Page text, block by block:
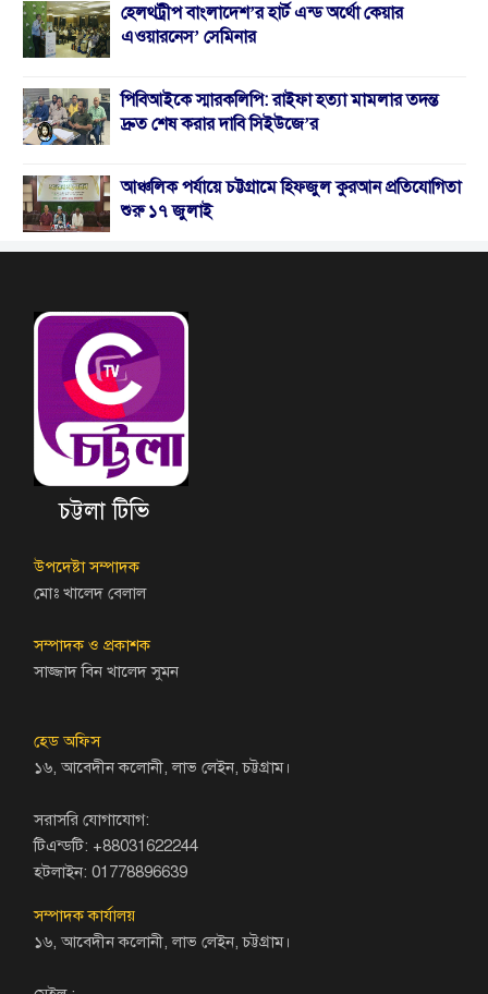
হেলথট্রীপ বাংলাদেশ’র হার্ট এন্ড অর্থো কেয়ার
এওয়ারনেস’ সেমিনার
পিবিআইকে স্মারকলিপি: রাইফা হত্যা মামলার তদন্ত
দ্রুত শেষ করার দাবি সিইউজে’র
আঞ্চলিক পর্যায়ে চট্টগ্রামে হিফজুল কুরআন প্রতিযোগিতা
শুরু ১৭ জুলাই
চট্টলা টিভি
উপদেষ্টা সম্পাদক
মোঃ খালেদ বেলাল
সম্পাদক ও প্রকাশক
সাজ্জাদ বিন খালেদ সুমন
হেড অফিস
১৬, আবেদীন কলোনী, লাভ লেইন, চট্টগ্রাম।
সরাসরি যোগাযোগ:
টিএন্ডটি: +88031622244
হটলাইন: 01778896639
সম্পাদক কার্যালয়
১৬, আবেদীন কলোনী, লাভ লেইন, চট্টগ্রাম।